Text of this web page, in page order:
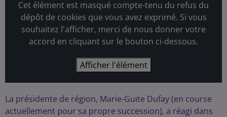
Cet élément est masqué compte-tenu du refus du
dépôt de cookies que vous avez exprimé. Si vous
souhaitez l'afficher, merci de nous donner votre
accord en cliquant sur le bouton ci-dessous.
Afficher l'élément
La présidente de région, Marie-Guite Dufay (en course
actuellement pour sa propre succession), a réagi dans